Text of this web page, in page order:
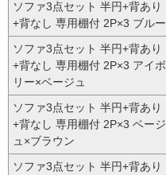
ソファ3点セット 半円+背あり
+背なし 専用棚付 2P×3 ブルー
ソファ3点セット 半円+背あり
+背なし 専用棚付 2P×3 アイボ
リー×ベージュ
ソファ3点セット 半円+背あり
+背なし 専用棚付 2P×3 ベージ
ュ×ブラウン
ソファ3点セット 半円+背あり